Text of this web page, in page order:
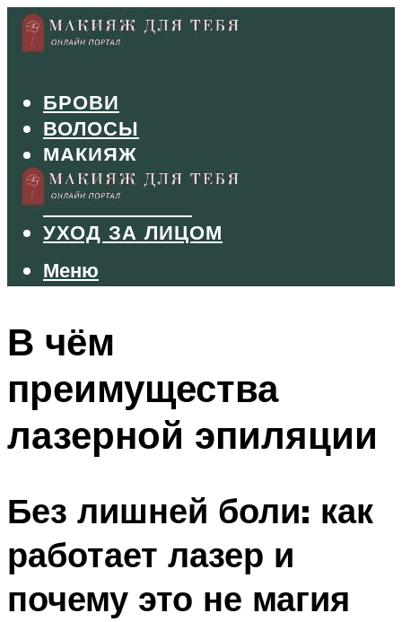
БРОВИ
ВОЛОСЫ
МАКИЯЖ
МАНИКЮР
ТУШЬ И ТЕНИ
УХОД ЗА ЛИЦОМ
Меню
Меню
В чём
преимущества
лазерной эпиляции
Без лишней боли: как
работает лазер и
почему это не магия